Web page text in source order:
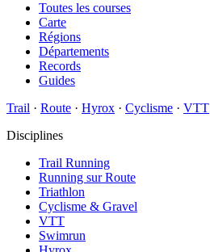
Toutes les courses
Carte
Régions
Départements
Records
Guides
Trail · Route · Hyrox · Cyclisme · VTT
Disciplines
Trail Running
Running sur Route
Triathlon
Cyclisme & Gravel
VTT
Swimrun